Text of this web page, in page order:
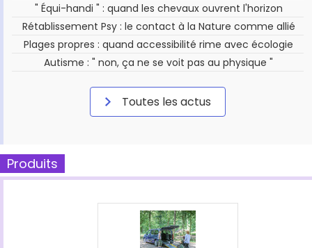
" Équi-handi " : quand les chevaux ouvrent l'horizon
Rétablissement Psy : le contact à la Nature comme allié
Plages propres : quand accessibilité rime avec écologie
Autisme : " non, ça ne se voit pas au physique "
Toutes les actus
Produits